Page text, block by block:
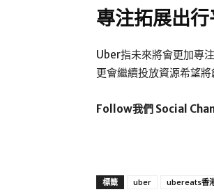
專注拓展出
Uber指未來將會更加專
更會繼續投放資源希望
Follow我們 Social
標籤 uber ubereats香